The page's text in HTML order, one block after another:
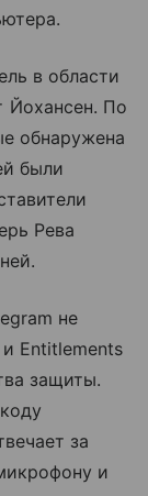
в области
Йохансен. По
обнаружена
были
Рева
не
и Entitlements
защиты.
за
и